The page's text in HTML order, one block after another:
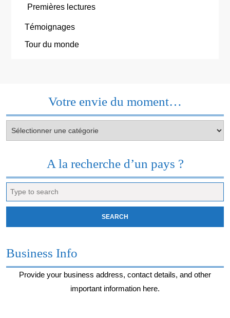
Premières lectures
Témoignages
Tour du monde
Votre envie du moment…
envie
A la recherche d’un pays ?
for:
Business Info
Provide your business address, contact details, and other
important information here.